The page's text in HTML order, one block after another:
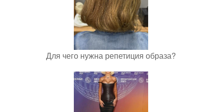
Для чего нужна репетиция образа?